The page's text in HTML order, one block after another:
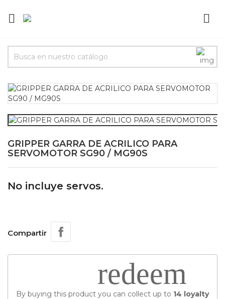
 
GRIPPER GARRA DE ACRILICO PARA
SERVOMOTOR SG90 / MG90S
No incluye servos.
Compartir
redeem
By buying this product you can collect up to 14 loyalty